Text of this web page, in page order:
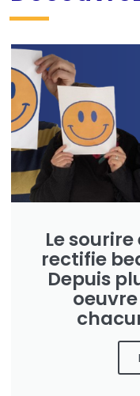
Le
rectifie
Depuis